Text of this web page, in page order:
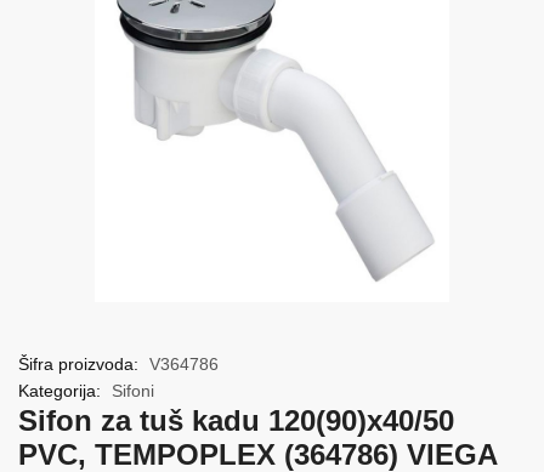
Sifon za tuš kadu 120(90)x40/50
PVC, TEMPOPLEX (364786) VIEGA
Šifra proizvoda:
V364786
Kategorija:
Sifoni